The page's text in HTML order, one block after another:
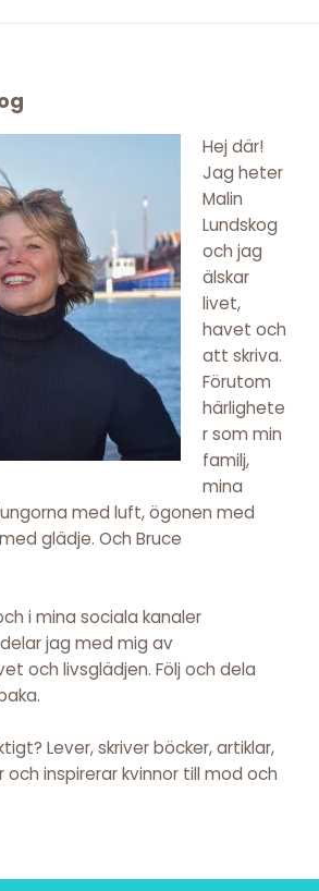
Hej där!
Jag heter
Malin
Lundskog
och jag
älskar
livet,
havet och
att skriva.
Förutom
härlighete
r som min
familj,
mina
med luft, ögonen med
glädje. Och Bruce
i mina sociala kanaler
jag med mig av
och livsglädjen. Följ och dela
Lever, skriver böcker, artiklar,
inspirerar kvinnor till mod och